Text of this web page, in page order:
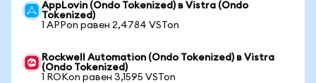
AppLovin (Ondo Tokenized) в Vistra (Ondo
Tokenized)
1 APPon равен 2,4784 VSTon
Rockwell Automation (Ondo Tokenized) в Vistra
(Ondo Tokenized)
1 ROKon равен 3,1595 VSTon